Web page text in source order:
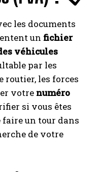
les documents
un fichier
véhicules
par les
routier, les forces
votre numéro
si vous êtes
faire un tour dans
de votre